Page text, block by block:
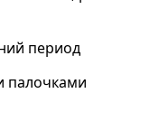
период
палочками